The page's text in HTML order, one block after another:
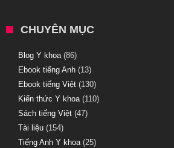
CHUYÊN MỤC
Blog Y khoa(86)
Ebook tiếng Anh (13)
Ebook tiếng Việt (130)
Kiến thức Y khoa(110)
Sách tiếng Việt (47)
Tài liệu (154)
Tiếng Anh Y khoa(25)